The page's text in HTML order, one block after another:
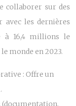
collaborer sur des
les dernières
à 16,4 millions le
monde en 2023.
: Offre un
(documentation,